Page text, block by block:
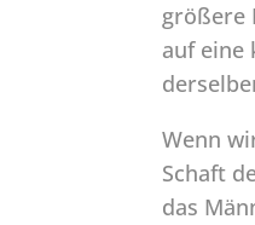
größere
auf eine
Wenn
Schaft
das